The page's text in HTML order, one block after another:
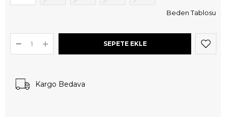
Beden Tablosu
Kargo Bedava